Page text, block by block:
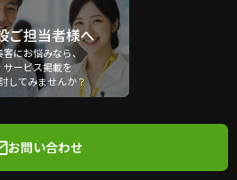
ご担当者様へ
客にお悩みなら、
サービス掲載を
してみませんか？
お問い合わせ